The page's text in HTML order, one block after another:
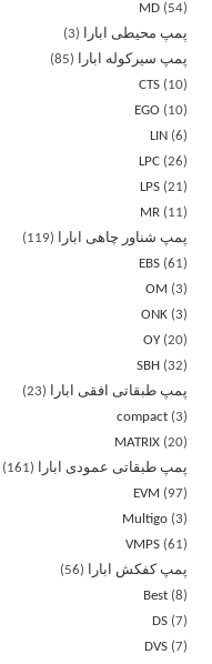
MD
54
پمپ محیطی ابارا
3
پمپ سیرکوله ابارا
85
CTS
10
EGO
10
LIN
6
LPC 26
LPS 21
MR
11
پمپ شناور چاهی ابارا
119
EBS 61
OM
3
ONK 3
OY 20
SBH
32
پمپ طبقاتی افقی ابارا
23
compact 3
MATRIX 20
پمپ طبقاتی عمودی ابارا
161
EVM
97
Multigo 3
VMPS 61
پمپ کفکش ابارا
56
Best 8
DS 7
DVS 7